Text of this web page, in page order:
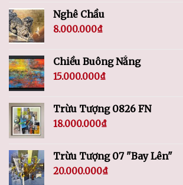
Nghê Chầu
8.000.000₫
Chiều Buông Nắng
15.000.000₫
Trừu Tượng 0826 FN
18.000.000₫
Trừu Tượng 07 "Bay Lên"
20.000.000₫